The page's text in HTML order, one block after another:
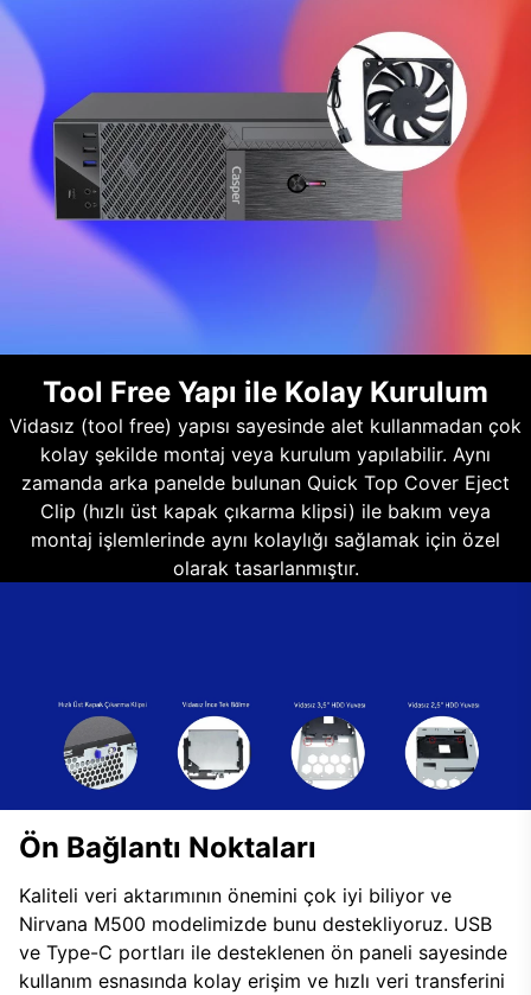
Tool Free Yapı ile Kolay Kurulum
Vidasız (tool free) yapısı sayesinde alet kullanmadan çok
kolay şekilde montaj veya kurulum yapılabilir. Aynı
zamanda arka panelde bulunan Quick Top Cover Eject
Clip (hızlı üst kapak çıkarma klipsi) ile bakım veya
montaj işlemlerinde aynı kolaylığı sağlamak için özel
olarak tasarlanmıştır.
Ön Bağlantı Noktaları
Kaliteli veri aktarımının önemini çok iyi biliyor ve
Nirvana M500 modelimizde bunu destekliyoruz. USB
ve Type-C portları ile desteklenen ön paneli sayesinde
kullanım esnasında kolay erişim ve hızlı veri transferini